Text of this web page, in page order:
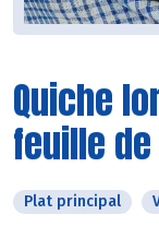
Quiche
feuille
Plat principal